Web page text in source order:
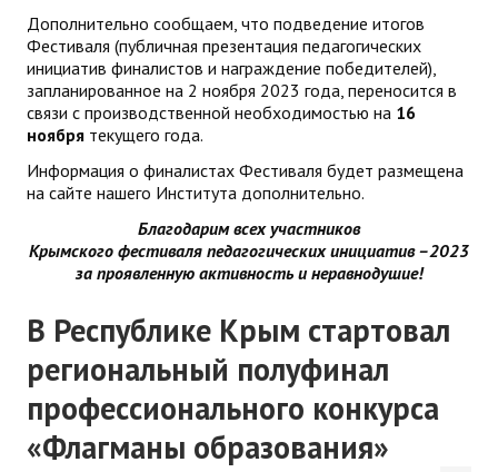
Дополнительно сообщаем, что подведение итогов
Фестиваля (публичная презентация педагогических
инициатив финалистов и награждение победителей),
запланированное на 2 ноября 2023 года, переносится в
связи с производственной необходимостью на 16
ноября текущего года.
Информация о финалистах Фестиваля будет размещена
на сайте нашего Института дополнительно.
Благодарим всех участников
Крымского фестиваля педагогических инициатив –2023
за проявленную активность и неравнодушие!
В Республике Крым стартовал
региональный полуфинал
профессионального конкурса
«Флагманы образования»